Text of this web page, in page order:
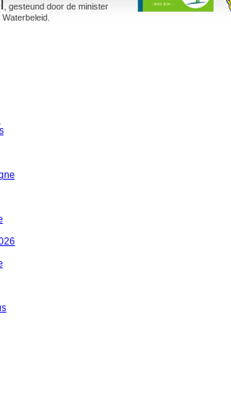
, gesteund door de minister